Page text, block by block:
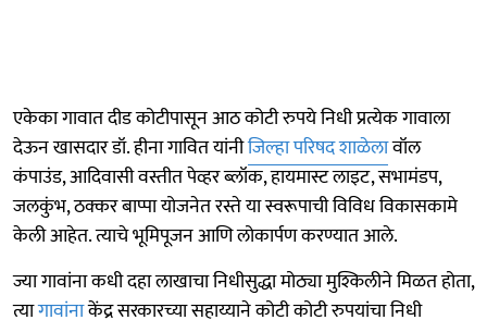
एकेका गावात दीड कोटीपासून आठ कोटी रुपये निधी प्रत्येक गावाला
देऊन खासदार डॉ. हीना गावित यांनीजिल्हा परिषद शाळेलावॉल
कंपाउंड, आदिवासी वस्तीत पेव्हर ब्लॉक, हायमास्ट लाइट, सभामंडप,
जलकुंभ, ठक्कर बाप्पा योजनेत रस्ते या स्वरूपाची विविध विकासकामे
केली आहेत. त्याचे भूमिपूजन आणि लोकार्पण करण्यात आले.
ज्या गावांना कधी दहा लाखाचा निधीसुद्धा मोठ्या मुश्किलीने मिळत होता,
त्यागावांनाकेंद्र सरकारच्या सहाय्याने कोटी कोटी रुपयांचा निधी